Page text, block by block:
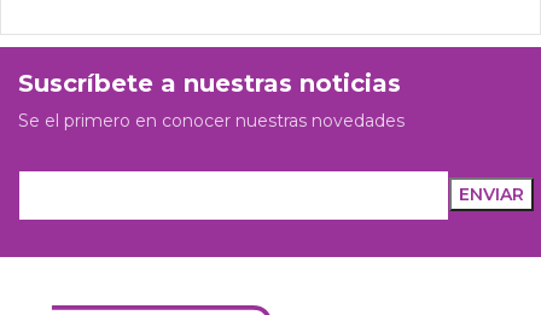
Suscríbete a nuestras noticias
Se el primero en conocer nuestras novedades